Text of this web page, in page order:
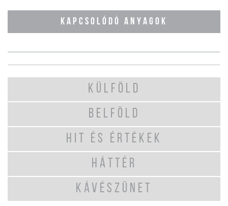
KAPCSOLÓDÓ ANYAGOK
KÜLFÖLD
BELFÖLD
HIT ÉS ÉRTÉKEK
HÁTTÉR
KÁVÉSZÜNET